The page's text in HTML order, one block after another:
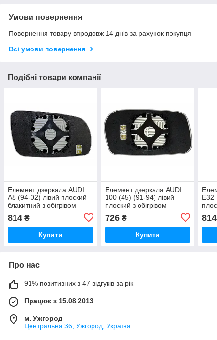
Умови повернення
Повернення товару впродовж 14 днів за рахунок покупця
Всі умови повернення
Подібні товари компанії
Елемент дзеркала AUDI
A8 (94-02) лівий плоский
блакитний з обігрівом
814 ₴
Купити
Елемент дзеркала AUDI
100 (45) (91-94) лівий
плоский з обігрівом
726₴
Купити
E32
814
Про нас
91% позитивних з 47 відгуків за рік
Працює з 15.08.2013
м. Ужгород
Центральна 36, Ужгород, Україна